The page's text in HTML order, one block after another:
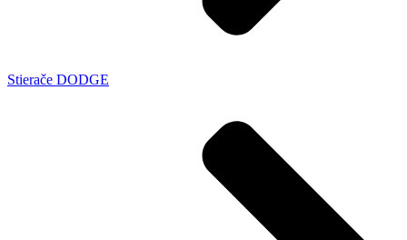
Stierače DODGE